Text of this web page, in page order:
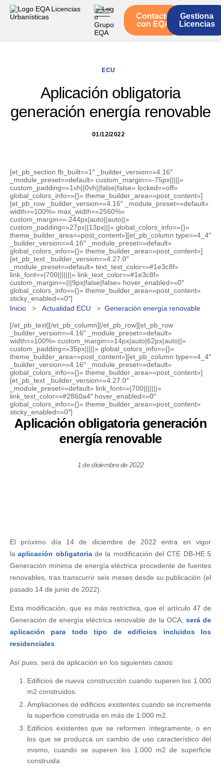
Servicios
Contacto
con EQA
Gestiona
Licencias
ECU
Aplicación obligatoria
generación energía renovable
01/12/2022
[et_pb_section fb_built=»1″ _builder_version=»4.16″
_module_preset=»default» custom_margin=»-75px|||||»
custom_padding=»1vh||0vh||false|false» locked=»off»
global_colors_info=»{}» theme_builder_area=»post_content»]
[et_pb_row _builder_version=»4.16″ _module_preset=»default»
width=»100%» max_width=»2560%»
custom_margin=»-244px|auto||auto||»
custom_padding=»27px||13px|||» global_colors_info=»{}»
theme_builder_area=»post_content»][et_pb_column type=»4_4″
_builder_version=»4.16″ _module_preset=»default»
global_colors_info=»{}» theme_builder_area=»post_content»]
[et_pb_text _builder_version=»4.27.0″
_module_preset=»default» text_text_color=»#1e3c8f»
link_font=»|700|||||||» link_text_color=»#1e3c8f»
custom_margin=»|||9px|false|false» hover_enabled=»0″
global_colors_info=»{}» theme_builder_area=»post_content»
sticky_enabled=»0″]
Inicio > Actualidad ECU > Generación energía renovable
[/et_pb_text][/et_pb_column][/et_pb_row][et_pb_row
_builder_version=»4.16″ _module_preset=»default»
width=»100%» custom_margin=»14px|auto|62px|auto||»
custom_padding=»35px|||||» global_colors_info=»{}»
theme_builder_area=»post_content»][et_pb_column type=»4_4″
_builder_version=»4.16″ _module_preset=»default»
global_colors_info=»{}» theme_builder_area=»post_content»]
[et_pb_text _builder_version=»4.27.0″
_module_preset=»default» link_font=»|700|||||||»
link_text_color=»#2860a4″ hover_enabled=»0″
global_colors_info=»{}» theme_builder_area=»post_content»
sticky_enabled=»0″]
Aplicación obligatoria generación
energía renovable
1 de diciembre de 2022
El próximo día 14 de diciembre de 2022 entra en vigor
la aplicación obligatoria de la modificación del CTE DB-HE 5
Generación mínima de energía eléctrica procedente de fuentes
renovables, tras transcurrir seis meses desde su publicación (el
pasado 14 de junio de 2022).
Esta modificación, que es más restrictiva, que el artículo 47 de
Generación de energía eléctrica renovable de la OCA, será de
aplicación para todo tipo de edificios incluidos los
residenciales
Así pues, será de aplicación en los siguientes casos:
Edificios de nueva construcción cuando superen los 1.000
m2 construidos.
Ampliaciones de edificios existentes cuando se incremente
la superficie construida en más de 1.000 m2.
Edificios existentes que se reformen íntegramente, o en
los que se produzca un cambio de uso característico del
mismo, cuando se superen los 1.000 m2 de superficie
construida.